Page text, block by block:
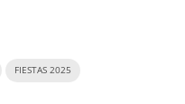
FIESTAS 2025